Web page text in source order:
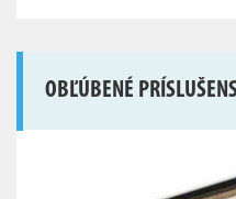
OBĽÚBENÉ